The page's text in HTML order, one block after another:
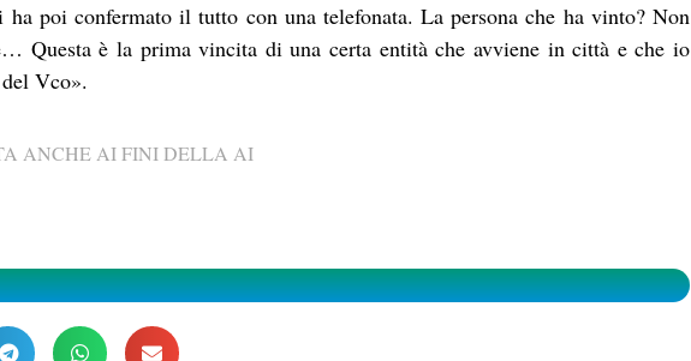
poi confermato il tutto con una telefonata. La persona che ha vinto? Non
Questa è la prima vincita di una certa entità che avviene in città e che io
Vco».
ANCHE AI FINI DELLA AI